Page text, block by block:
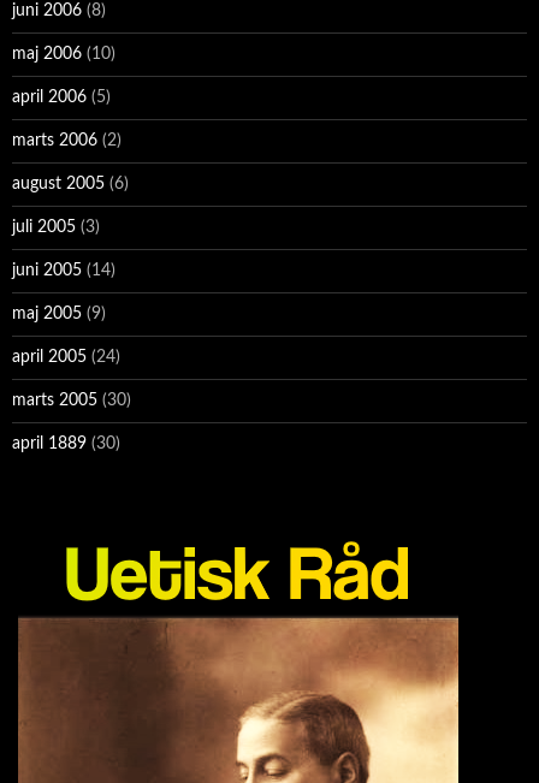
juni 2006 (8)
maj 2006 (10)
april 2006 (5)
marts 2006 (2)
august 2005 (6)
juli 2005 (3)
juni 2005 (14)
maj 2005 (9)
april 2005 (24)
marts 2005 (30)
april 1889 (30)